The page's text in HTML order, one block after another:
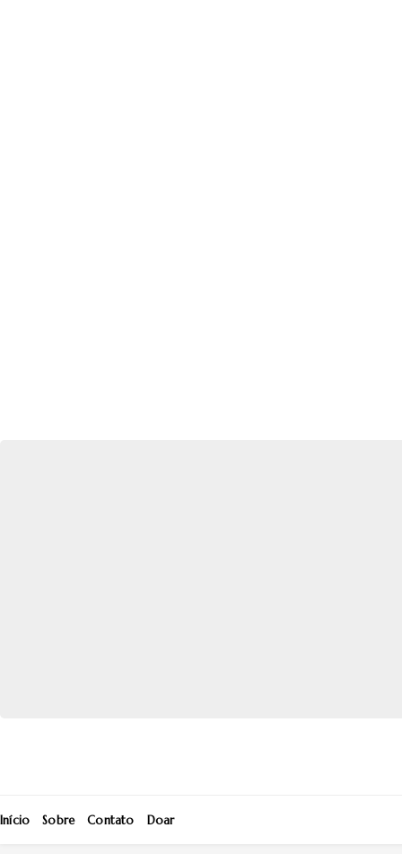
Início Sobre Contato Doar